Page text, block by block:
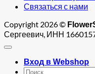
Связаться с нами
Copyright 2026 ©
Сергеевич, ИНН
Вход в Webshop
Искать: